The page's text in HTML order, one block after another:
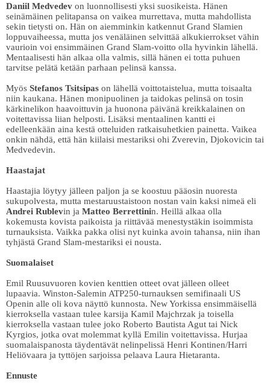
Daniil Medvedev on luonnollisesti yksi suosikeista. Hänen
seinämäinen pelitapansa on vaikea murrettava, mutta mahdollista
sekin tietysti on. Hän on aiemminkin katkennut Grand Slamien
loppuvaiheessa, mutta jos venäläinen selvittää alkukierrokset vähin
vaurioin voi ensimmäinen Grand Slam-voitto olla hyvinkin lähellä.
Mentaalisesti hän alkaa olla valmis, sillä hänen ei totta puhuen
tarvitse pelätä ketään parhaan pelinsä kanssa.
Myös Stefanos Tsitsipas on lähellä voittotaistelua, mutta toisaalta
niin kaukana. Hänen monipuolinen ja taidokas pelinsä on tosin
kärkinelikon haavoittuvin ja huonona päivänä kreikkalainen on
voitettavissa liian helposti. Lisäksi mentaalinen kantti ei
edelleenkään aina kestä otteluiden ratkaisuhetkien painetta. Vaikea
onkin nähdä, että hän kiilaisi mestariksi ohi Zverevin, Djokovicin tai
Medvedevin.
Haastajat
Haastajia löytyy jälleen paljon ja se koostuu pääosin nuoresta
sukupolvesta, mutta mestaruustaistoon nostan vain kaksi nimeä eli
Andrei Rublevin ja Matteo Berrettinin. Heillä alkaa olla
kokemusta kovista paikoista ja riittävää menestystäkin isoimmista
turnauksista. Vaikka pakka olisi nyt kuinka avoin tahansa, niin ihan
tyhjästä Grand Slam-mestariksi ei nousta.
Suomalaiset
Emil Ruusuvuoren kovien kenttien otteet ovat jälleen olleet
lupaavia. Winston-Salemin ATP250-turnauksen semifinaali US
Openin alle oli kova näyttö kunnosta. New Yorkissa ensimmäisellä
kierroksella vastaan tulee karsija Kamil Majchrzak ja toisella
kierroksella vastaan tulee joko Roberto Bautista Agut tai Nick
Kyrgios, jotka ovat molemmat kyllä Emilin voitettavissa. Hurjaa
suomalaispanosta täydentävät nelinpelissä Henri Kontinen/Harri
Heliövaara ja tyttöjen sarjoissa pelaava Laura Hietaranta.
Ennuste